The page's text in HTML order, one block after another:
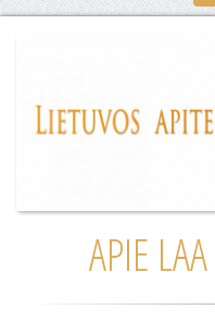
APIE